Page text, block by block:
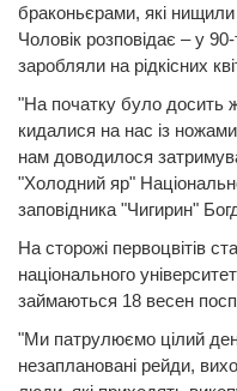
браконьєрами, які
Чоловік розповідає – у
заробляли на рідкісних
"На початку було досить
кидалися на нас із
нам доводилося
"Холодний яр"
заповідника "Чигирин"
На сторожі первоцвітів
національного
займаються 18 весен
"Ми патрулюємо цілий
незаплановані рейди,